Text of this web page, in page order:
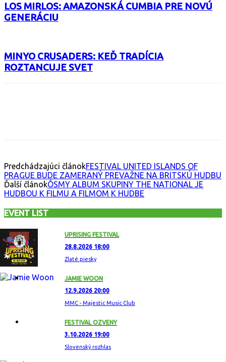
LOS MIRLOS: AMAZONSKÁ CUMBIA PRE NOVÚ
GENERÁCIU
MINYO CRUSADERS: KEĎ TRADÍCIA
ROZTANCUJE SVET
Predchádzajúci článokFESTIVAL UNITED ISLANDS OF
PRAGUE BUDE ZAMERANÝ PREVAŽNE NA BRITSKÚ HUDBU
Ďalší článokÔSMY ALBUM SKUPINY THE NATIONAL JE
HUDBOU K FILMU A FILMOM K HUDBE
EVENT LIST
UPRISING FESTIVAL
28.8.2026 18:00
Zlaté piesky
JAMIE WOON
12.9.2026 20:00
MMC - Majestic Music Club
FESTIVAL OZVENY
3.10.2026 19:00
Slovenský rozhlas